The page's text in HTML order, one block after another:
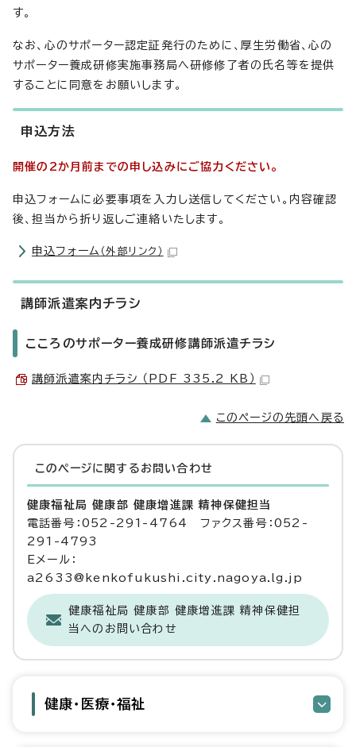
す。
なお、心のサポーター認定証発行のために、厚生労働省、心の
サポーター養成研修実施事務局へ研修修了者の氏名等を提供
することに同意をお願いします。
申込方法
開催の2か月前までの申し込みにご協力ください。
申込フォームに必要事項を入力し送信してください。内容確認
後、担当から折り返しご連絡いたします。
申込フォーム （外部リンク）
講師派遣案内チラシ
こころのサポーター養成研修講師派遣チラシ
講師派遣案内チラシ （PDF 335.2 KB）
このページの先頭へ戻る
このページに関する お問い合わせ
健康福祉局 健康部 健康増進課 精神保健担当
電話番号：052-291-4764 ファクス番号：052-
291-4793
Eメール：
a2633@kenkofukushi.city.nagoya.lg.jp
健康福祉局 健康部 健康増進課 精神保健担
当へのお問い合わせ
健康・医療・福祉